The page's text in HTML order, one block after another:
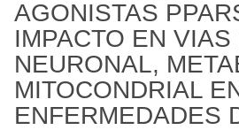
AGONISTAS
IMPACTO EN
NEURONAL,
MITOCONDRIAL
ENFERMEDADES